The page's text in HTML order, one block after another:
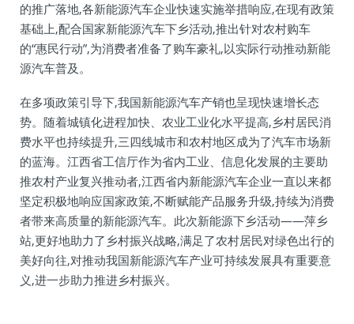
的推广落地,各新能源汽车企业快速实施举措响应,在现有政策
基础上,配合国家新能源汽车下乡活动,推出针对农村购车
的“惠民行动”,为消费者准备了购车豪礼,以实际行动推动新能
源汽车普及。
在多项政策引导下,我国新能源汽车产销也呈现快速增长态
势。随着城镇化进程加快、农业工业化水平提高,乡村居民消
费水平也持续提升,三四线城市和农村地区成为了汽车市场新
的蓝海。江西省工信厅作为省内工业、信息化发展的主要助
推农村产业复兴推动者,江西省内新能源汽车企业一直以来都
坚定积极地响应国家政策,不断赋能产品服务升级,持续为消费
者带来高质量的新能源汽车。此次新能源下乡活动——萍乡
站,更好地助力了乡村振兴战略,满足了农村居民对绿色出行的
美好向往,对推动我国新能源汽车产业可持续发展具有重要意
义,进一步助力推进乡村振兴。